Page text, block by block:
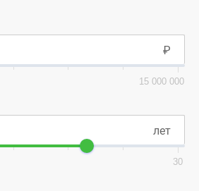
15 000 000
30